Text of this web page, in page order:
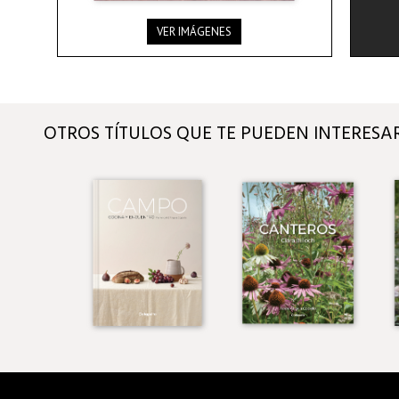
VER IMÁGENES
OTROS TÍTULOS QUE TE PUEDEN